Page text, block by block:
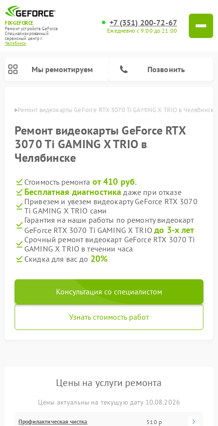
FIX-GEFORCE
Ремонт устройств GeForce
Специализированный
cервисный центр г.
Челябинск
+7 (351) 200-72-67
Ежедневно с 9:00 до 21:00
Мы ремонтируем Позвонить
Ремонт видеокарты GeForce RTX 3070 Ti GAMING X TRIO в Челябинске
Ремонт видеокарты GeForce RTX
3070 Ti GAMING X TRIO в
Челябинске
Стоимость ремонта от 410 руб.
Бесплатная диагностика даже при отказе
Привезем и увезем видеокарту GeForce RTX 3070
Ti GAMING X TRIO сами
Гарантия на наши работы по ремонту видеокарт
GeForce RTX 3070 Ti GAMING X TRIOдо 3-х лет
Срочный ремонт видеокарт GeForce RTX 3070 Ti
GAMING X TRIO в течении часа
Скидка для вас до 20%
Консультация со специалистом
Узнать стоимость работ
Цены на услуги ремонта
Цены актуальны на текущую дату 10.08.2026
Профилактическая чистка 510 р